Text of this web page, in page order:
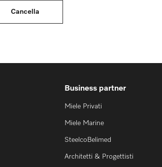
Business partner
Miele Privati
Miele Marine
SteelcoBelimed
Architetti & Progettisti